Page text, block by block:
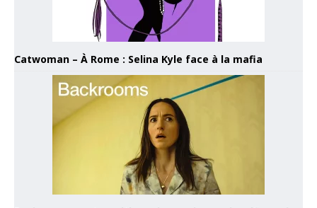
Catwoman – À Rome : Selina Kyle face à la mafia